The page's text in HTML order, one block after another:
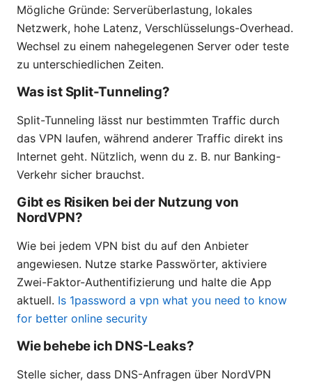
Mögliche Gründe: Serverüberlastung, lokales
Netzwerk, hohe Latenz, Verschlüsselungs-Overhead.
Wechsel zu einem nahegelegenen Server oder teste
zu unterschiedlichen Zeiten.
Was ist Split-Tunneling?
Split-Tunneling lässt nur bestimmten Traffic durch
das VPN laufen, während anderer Traffic direkt ins
Internet geht. Nützlich, wenn du z. B. nur Banking-
Verkehr sicher brauchst.
Gibt es Risiken bei der Nutzung von
NordVPN?
Wie bei jedem VPN bist du auf den Anbieter
angewiesen. Nutze starke Passwörter, aktiviere
Zwei-Faktor-Authentifizierung und halte die App
aktuell. Is 1password a vpn what you need to know
for better online security
Wie behebe ich DNS-Leaks?
Stelle sicher, dass DNS-Anfragen über NordVPN